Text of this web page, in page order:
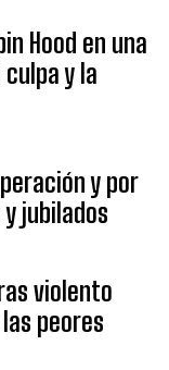
Hood en una
y la
y por
jubilados
violento
peores